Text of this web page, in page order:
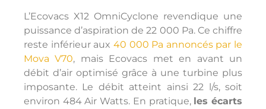
L’Ecovacs X12 OmniCyclone revendique une
puissance d’aspiration de 22 000 Pa. Ce chiffre
reste inférieur aux 40 000 Pa annoncés par le
Mova V70, mais Ecovacs met en avant un
débit d’air optimisé grâce à une turbine plus
imposante. Le débit atteint ainsi 22 l/s, soit
environ 484 Air Watts. En pratique, les écarts